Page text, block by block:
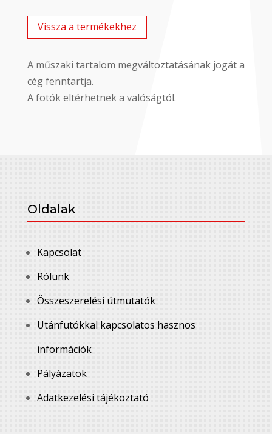
Vissza a termékekhez
A műszaki tartalom megváltoztatásának jogát a
cég fenntartja.
A fotók eltérhetnek a valóságtól.
Oldalak
Kapcsolat
Rólunk
Összeszerelési útmutatók
Utánfutókkal kapcsolatos hasznos
információk
Pályázatok
Adatkezelési tájékoztató